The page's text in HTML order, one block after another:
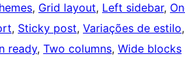
, Grid layout, Left sidebar,
, Sticky post, Variações de estilo,
ready, Two columns, Wide blocks